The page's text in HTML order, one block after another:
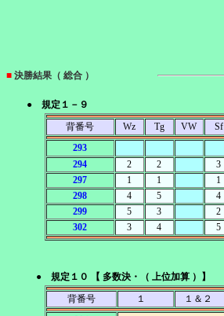
■ 決勝結果（ 総合 ）
● 規定１－９
背番号
Wz Tg VW Sf
293
294
2 2
3
297
1 1
1
298
4 5
4
299
5 3
2
302
3 4 5
● 規定１０ 【 多数決・（ 上位加算 ）】
背番号
１ １＆２